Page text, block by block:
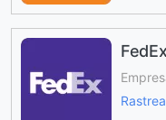
FedEx